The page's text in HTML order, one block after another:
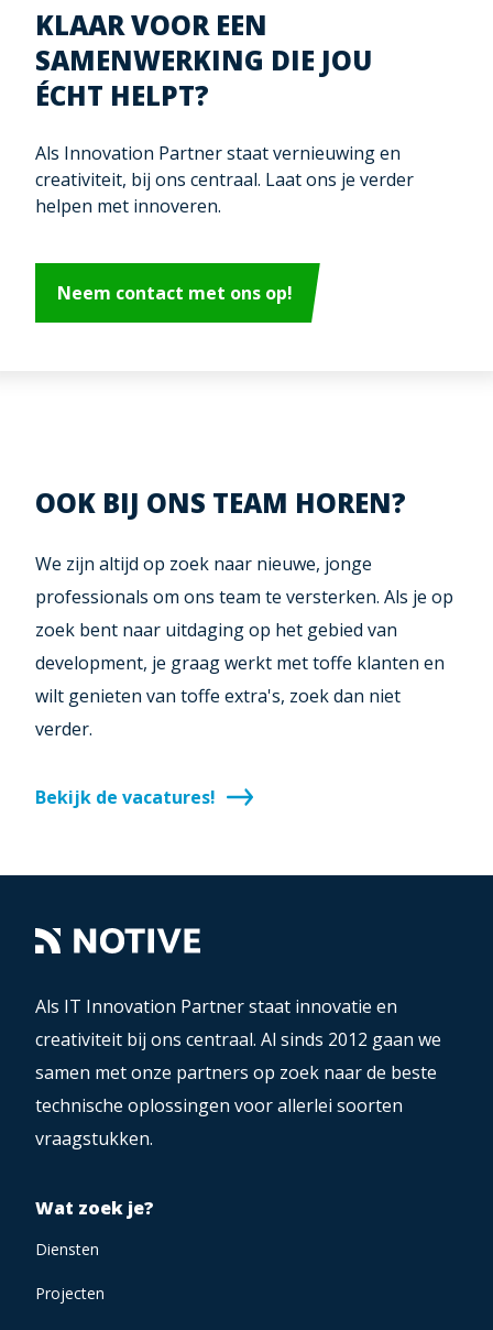
KLAAR VOOR EEN
SAMENWERKING DIE JOU
ÉCHT HELPT?
Als Innovation Partner staat vernieuwing en
creativiteit, bij ons centraal. Laat ons je verder
helpen met innoveren.
Neem contact met ons op!
OOK BIJ ONS TEAM HOREN?
We zijn altijd op zoek naar nieuwe, jonge
professionals om ons team te versterken. Als je op
zoek bent naar uitdaging op het gebied van
development, je graag werkt met toffe klanten en
wilt genieten van toffe extra's, zoek dan niet
verder.
Bekijk de vacatures!
Als IT Innovation Partner staat innovatie en
creativiteit bij ons centraal. Al sinds 2012 gaan we
samen met onze partners op zoek naar de beste
technische oplossingen voor allerlei soorten
vraagstukken.
Wat zoek je?
Diensten
Projecten